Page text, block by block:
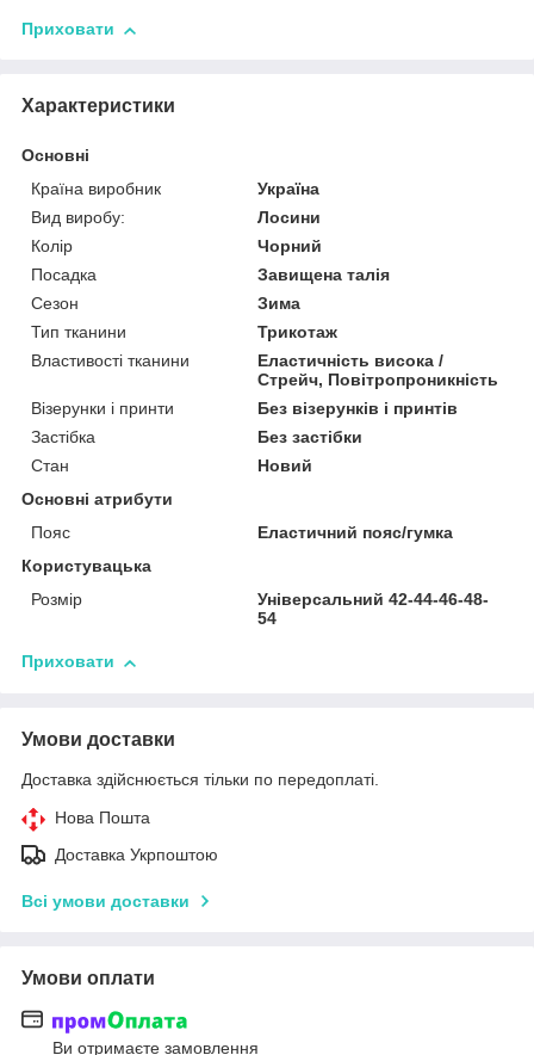
Приховати
Характеристики
Основні
Країна виробник
Україна
Вид виробу:
Лосини
Колір
Чорний
Посадка
Завищена талія
Сезон
Зима
Тип тканини
Трикотаж
Властивості тканини
Еластичність висока /
Стрейч, Повітропроникність
Візерунки і принти
Без візерунків і принтів
Застібка
Без застібки
Стан
Новий
Основні атрибути
Пояс
Еластичний пояс/гумка
Користувацька
Розмір
Універсальний 42-44-46-48-
54
Приховати
Умови доставки
Доставка здійснюється тільки по передоплаті.
Нова Пошта
Доставка Укрпоштою
Всі умови доставки
Умови оплати
Ви отримаєте замовлення